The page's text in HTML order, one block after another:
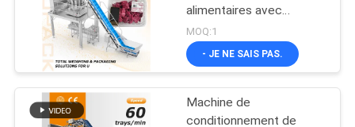
alimentaires avec
pesage à têtes multiples
pour une production à
grande vitesse et stable,
large gamme
d'applications
MOQ:1
- JE NE SAIS PAS.
Machine de
conditionnement de